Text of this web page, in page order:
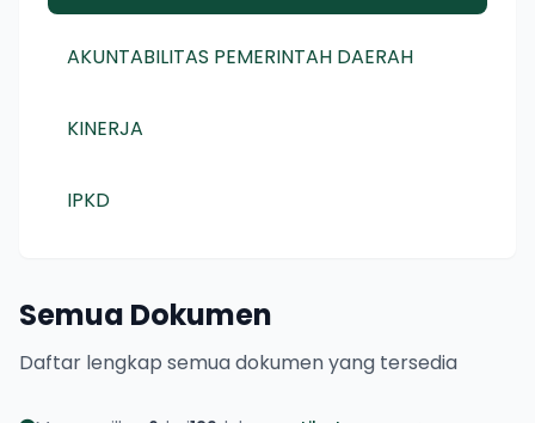
AKUNTABILITAS PEMERINTAH DAERAH
KINERJA
IPKD
Semua Dokumen
Daftar lengkap semua dokumen yang tersedia